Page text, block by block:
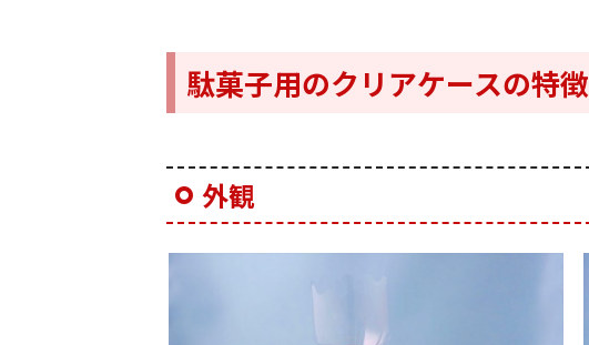
駄菓子用のクリアケースの特徴
外観